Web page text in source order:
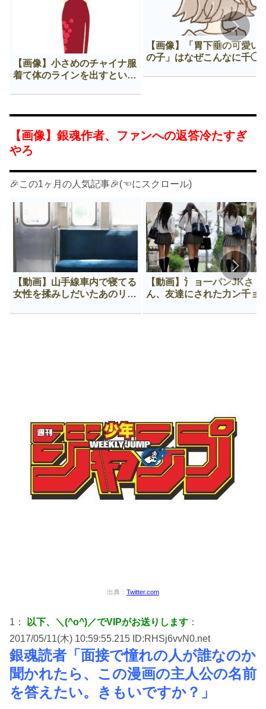
【画像】小さめのチャイナ服
着て体のラインを出すという
【画像】「胃下垂の可愛い
の子」はなぜこんなに千◯
【画像】銀魂作者、ファンへの返答冷たすぎ
やろ
🎉この1ヶ月の人気記事🎉(☜にスクロール)
【動画】山手線車内で寝てる
女性を揉みしだいたあのリー
【動画】氵ョ一パンJKさ
ん、友達にされた力ン千ョ
出典： Twitter.com
1： 以下、＼(^o^)／でVIPがお送りします ：
2017/05/11(木) 10:59:55.215 ID:RHSj6vvN0.net
銀魂読者「面接で憧れの人が誰なのか
聞かれたら、この漫画の主人公の名前
を答えたい。きもいですか？」